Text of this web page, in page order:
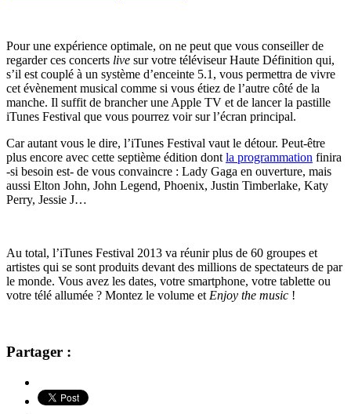
Pour une expérience optimale, on ne peut que vous conseiller de
regarder ces concerts live sur votre téléviseur Haute Définition qui,
s’il est couplé à un système d’enceinte 5.1, vous permettra de vivre
cet évènement musical comme si vous étiez de l’autre côté de la
manche. Il suffit de brancher une Apple TV et de lancer la pastille
iTunes Festival que vous pourrez voir sur l’écran principal.
Car autant vous le dire, l’iTunes Festival vaut le détour. Peut-être
plus encore avec cette septième édition dont la programmation finira
-si besoin est- de vous convaincre : Lady Gaga en ouverture, mais
aussi Elton John, John Legend, Phoenix, Justin Timberlake, Katy
Perry, Jessie J…
Au total, l’iTunes Festival 2013 va réunir plus de 60 groupes et
artistes qui se sont produits devant des millions de spectateurs de par
le monde. Vous avez les dates, votre smartphone, votre tablette ou
votre télé allumée ? Montez le volume et Enjoy the music !
Partager :